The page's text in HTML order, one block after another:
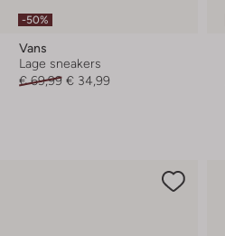
-50%
Vans
Lage sneakers
€ 69,99 € 34,99